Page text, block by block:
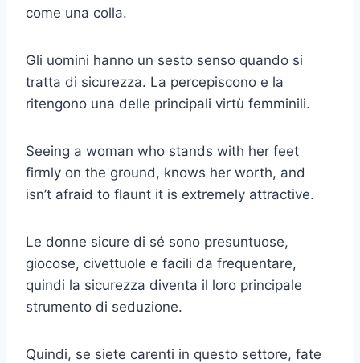
come una colla.
Gli uomini hanno un sesto senso quando si
tratta di sicurezza. La percepiscono e la
ritengono una delle principali virtù femminili.
Seeing a woman who stands with her feet
firmly on the ground, knows her worth, and
isn’t afraid to flaunt it is extremely attractive.
Le donne sicure di sé sono presuntuose,
giocose, civettuole e facili da frequentare,
quindi la sicurezza diventa il loro principale
strumento di seduzione.
Quindi, se siete carenti in questo settore, fate